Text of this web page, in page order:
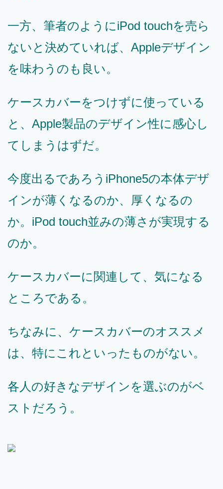
一方、筆者のようにiPod touchを売ら
ないと決めていれば、Appleデザイン
を味わうのも良い。
ケースカバーをつけずに使っている
と、Apple製品のデザイン性に感心し
てしまうはずだ。
今度出るであろうiPhone5の本体デザ
インが薄くなるのか、厚くなるの
か。iPod touch並みの薄さが実現する
のか。
ケースカバーに関連して、気になる
ところである。
ちなみに、ケースカバーのオススメ
は、特にこれといったものがない。
各人の好きなデザインを選ぶのがベ
ストだろう。